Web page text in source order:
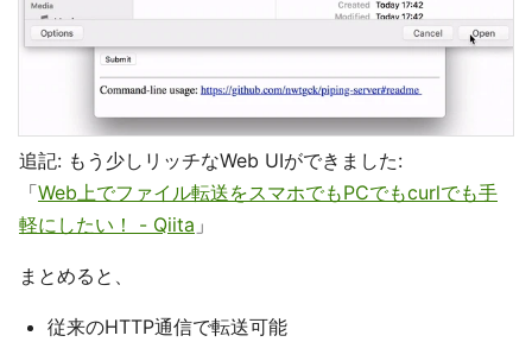
追記: もう少しリッチなWeb UIができました:
「Web上でファイル転送をスマホでもPCでもcurlでも手
軽にしたい！ - Qiita 」
まとめると、
従来のHTTP通信で転送可能